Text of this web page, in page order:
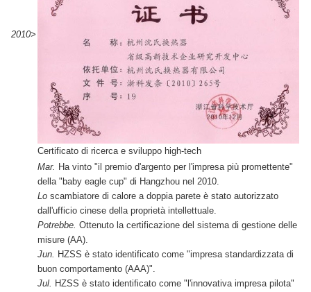
2010>
Certificato di ricerca e sviluppo high-tech
Mar. Ha vinto "il premio d'argento per l'impresa più promettente"
della "baby eagle cup" di Hangzhou nel 2010.
Lo scambiatore di calore a doppia parete è stato autorizzato
dall'ufficio cinese della proprietà intellettuale.
Potrebbe. Ottenuto la certificazione del sistema di gestione delle
misure (AA).
Jun. HZSS è stato identificato come "impresa standardizzata di
buon comportamento (AAA)".
Jul. HZSS è stato identificato come "l'innovativa impresa pilota"